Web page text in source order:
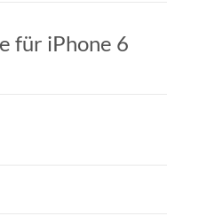
für iPhone 6